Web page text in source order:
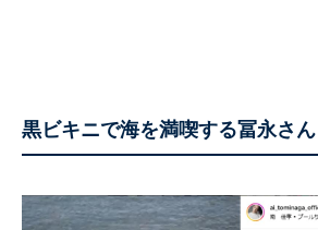
黒ビキニで海を満喫する冨永さん